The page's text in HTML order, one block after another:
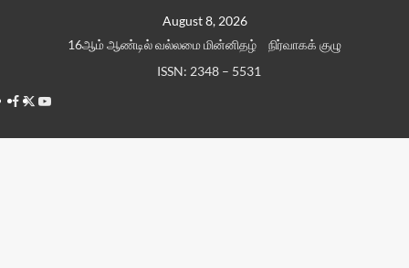
August 8, 2026
16ஆம் ஆண்டில் வல்லமை மின்னிதழ்
நிர்வாகக் குழு
ISSN: 2348 – 5531
Facebook
TwitterYoutube